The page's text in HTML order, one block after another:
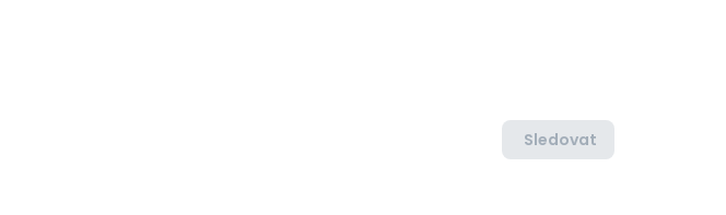
Sledovat